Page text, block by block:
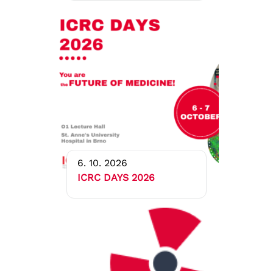
6. 10. 2026
ICRC DAYS 2026